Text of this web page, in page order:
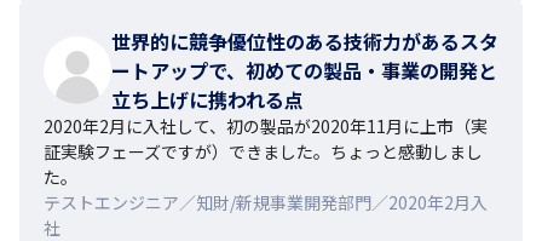
世界的に競争優位性のある技術力があるスタ
ートアップで、初めての製品・事業の開発と
立ち上げに携われる点
2020年2月に入社して、初の製品が2020年11月に上市（実
証実験フェーズですが）できました。ちょっと感動しまし
た。
テストエンジニア／知財/新規事業開発部門／2020年2月入
社